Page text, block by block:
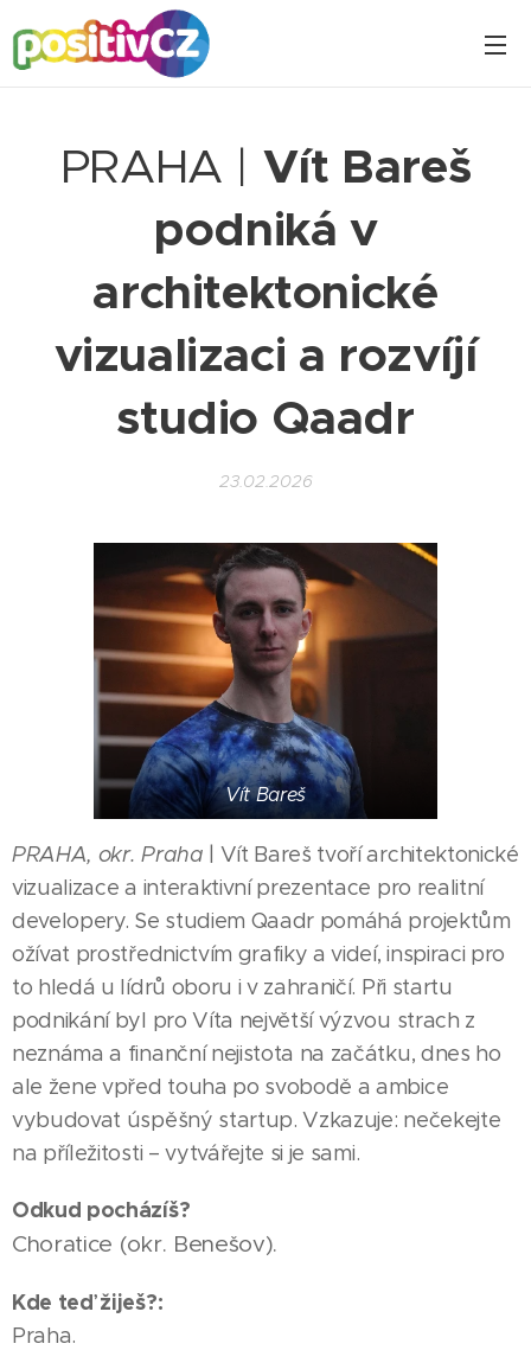
PRAHA | Vít Bareš
podniká v
architektonické
vizualizaci a rozvíjí
studio Qaadr
23.02.2026
Vít Bareš
PRAHA, okr. Praha | Vít Bareš tvoří architektonické
vizualizace a interaktivní prezentace pro realitní
developery. Se studiem Qaadr pomáhá projektům
ožívat prostřednictvím grafiky a videí, inspiraci pro
to hledá u lídrů oboru i v zahraničí. Při startu
podnikání byl pro Víta největší výzvou strach z
neznáma a finanční nejistota na začátku, dnes ho
ale žene vpřed touha po svobodě a ambice
vybudovat úspěšný startup. Vzkazuje: nečekejte
na příležitosti – vytvářejte si je sami.
Odkud pocházíš?
Choratice (okr. Benešov).
Kde teď žiješ?:
Praha.